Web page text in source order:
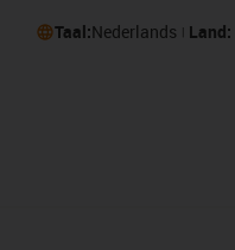
Taal:Nederlands Land: